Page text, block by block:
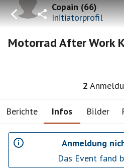
Copain(66)
Initiatorprofil
Motorrad After Work
2
Berichte Infos Bilder
Anmeldung
Das Event fand